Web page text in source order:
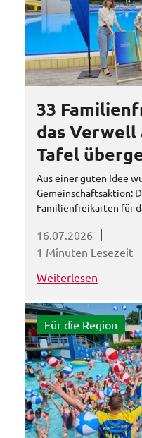
33
das Verwell
Tafel
Aus einer guten Idee
Gemeinschaftsaktion:
Familienfreikarten für
16.07.2026
1 Minuten Lesezeit
Weiterlesen
Für die Region